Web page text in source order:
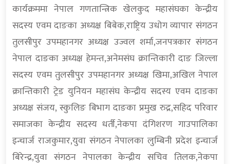
कार्यक्रममा नेपाल गणतान्त्रिक खेलकुद महासंघका केन्द्रीय
सदस्य एवम दाङका अध्यक्ष बिबेक,राष्ट्रिय उधोग व्यापार संगठन
तुलसीपुर उपमहानगर अध्यक्ष उज्वल शर्मा,जनपत्रकार संगठन
नेपाल दाङका अध्यक्ष हेमन्त,अनेमसंघ क्रान्तिकारी दाङ जिल्ला
सदस्य एवम तुलसीपुर उपमहानगर अध्यक्ष खिमा,अखिल नेपाल
क्रान्तिकारी ट्रेड युनियन महासंघ केन्द्रीय सदस्य एवम दाङका
अध्यक्ष संजय, स्कुलिङ बिभाग दाङका प्रमुख रुद्र,सहिद परिवार
समाजका केन्द्रीय सदस्य धर्ती,नेकपा दंगिशरण गाउपालिका
इन्चार्ज राजकुमार,युवा संगठन नेपालका लुम्बिनी प्रदेश इन्चार्ज
बिरेन्द्र,युवा संगठन नेपालका केन्द्रीय सचिव तिलक,नेकपा